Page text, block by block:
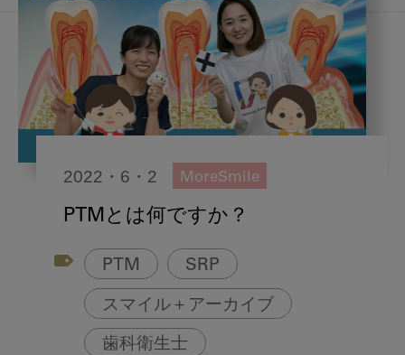
2022・6・2 MoreSmile
PTMとは何ですか？
PTM SRP
スマイル＋アーカイブ
歯科衛生士